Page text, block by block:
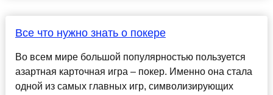
Все что нужно знать о покере
Во всем мире большой популярностью пользуется
азартная карточная игра – покер. Именно она стала
одной из самых главных игр, символизирующих